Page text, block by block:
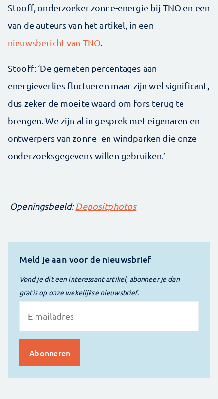
Stooff, onderzoeker zonne-energie bij TNO en een
van de auteurs van het artikel, in een
nieuwsbericht van TNO
Stooff: ‘De gemeten percentages aan
energieverlies fluctueren maar zijn wel significant,
dus zeker de moeite waard om fors terug te
brengen. We zijn al in gesprek met eigenaren en
ontwerpers van zonne- en windparken die onze
onderzoeksgegevens willen gebruiken.’
Openingsbeeld:Depositphotos
Meld je aan voor de nieuwsbrief
Vond je dit een interessant artikel, abonneer je dan
gratis op onze wekelijkse nieuwsbrief.